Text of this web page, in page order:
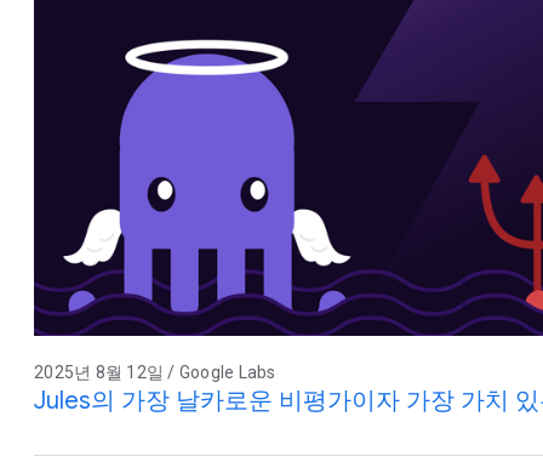
2025년 8월 12일 / Google Labs
Jules의 가장 날카로운 비평가이자 가장 가치